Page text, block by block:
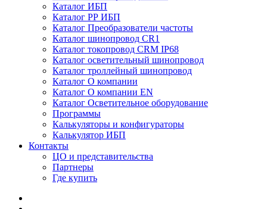
Каталог ИБП
Каталог РР ИБП
Каталог Преобразователи частоты
Каталог шинопровод CR1
Каталог токопровод CRM IP68
Каталог осветительный шинопровод
Каталог троллейный шинопровод
Каталог О компании
Каталог О компании EN
Каталог Осветительное оборудование
Программы
Калькуляторы и конфигураторы
Калькулятор ИБП
Контакты
ЦО и представительства
Партнеры
Где купить